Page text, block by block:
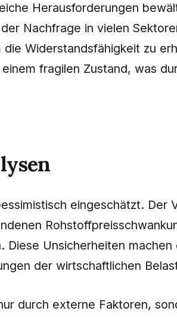
Herausforderungen
Nachfrage in vielen
Widerstandsfähigkeit zu
fragilen Zustand, was
eingeschätzt.
Unsicherheiten
der wirtschaftlichen
durch externe Faktoren,